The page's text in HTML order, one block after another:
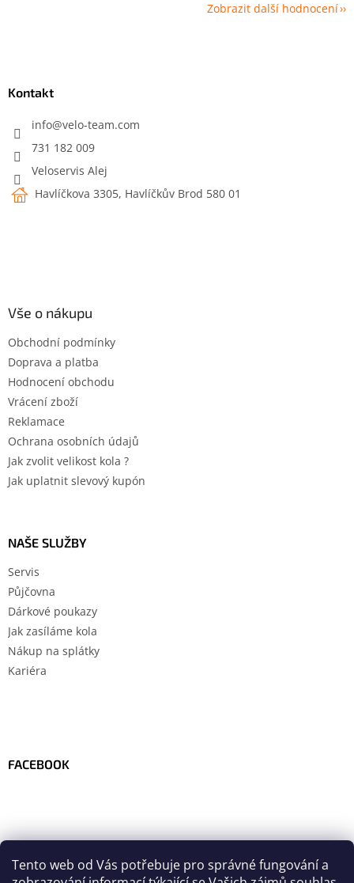
Tento web od Vás potřebuje pro správné fungování a
Zobrazit další hodnocení
Kontakt
info@velo-team.com
731 182 009
Veloservis Alej
Havlíčkova 3305, Havlíčkův Brod 580 01
Vše o nákupu
Obchodní podmínky
Doprava a platba
Hodnocení obchodu
Vrácení zboží
Reklamace
Ochrana osobních údajů
Jak zvolit velikost kola ?
Jak uplatnit slevový kupón
NAŠE SLUŽBY
Servis
Půjčovna
Dárkové poukazy
Jak zasíláme kola
Nákup na splátky
Kariéra
FACEBOOK